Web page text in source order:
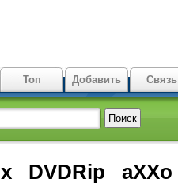
Топ Добавить Связь
DVDRip aXXo